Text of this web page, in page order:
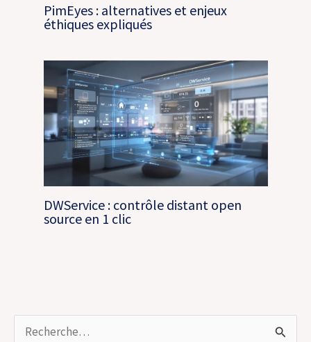
PimEyes : alternatives et enjeux
éthiques expliqués
DWService : contrôle distant open
source en 1 clic